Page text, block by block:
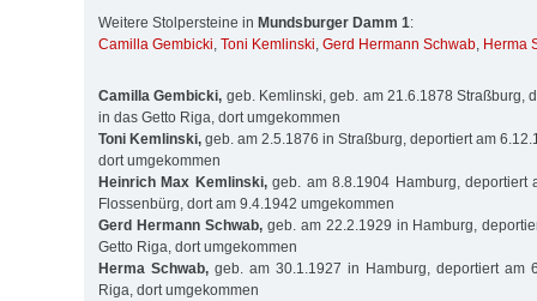
Weitere Stolpersteine in Mundsburger Damm 1:
Camilla Gembicki, Toni Kemlinski, Gerd Hermann Schwab, Herma
Camilla Gembicki, geb. Kemlinski, geb. am 21.6.1878 Straßburg,
in das Getto Riga, dort umgekommen
Toni Kemlinski, geb. am 2.5.1876 in Straßburg, deportiert am
dort umgekommen
Heinrich Max Kemlinski,geb. am 8.8.1904 Hamburg, deportiert
Flossenbürg, dort am 9.4.1942 umgekommen
Gerd Hermann Schwab,geb. am 22.2.1929 in Hamburg,
Getto Riga, dort umgekommen
Herma Schwab, geb. am 30.1.1927 in Hamburg, deportiert am
Riga, dort umgekommen